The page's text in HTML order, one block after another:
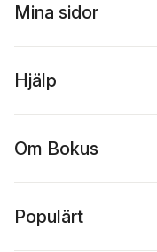
Mina sidor
Hjälp
Om Bokus
Populärt